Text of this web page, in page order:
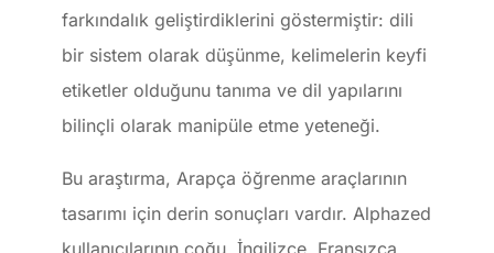
farkındalık geliştirdiklerini göstermiştir: dili
bir sistem olarak düşünme, kelimelerin keyfi
etiketler olduğunu tanıma ve dil yapılarını
bilinçli olarak manipüle etme yeteneği.
Bu araştırma, Arapça öğrenme araçlarının
tasarımı için derin sonuçları vardır. Alphazed
kullanıcılarının çoğu, İngilizce, Fransızca